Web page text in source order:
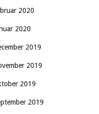
2020
2020
2019
2019
2019
2019